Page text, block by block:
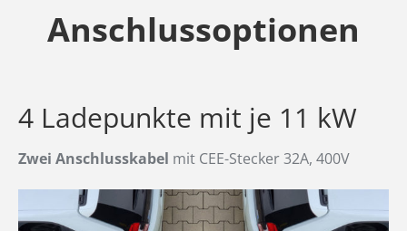
Anschlussoptionen
4 Ladepunkte mit je 11 kW
Zwei Anschlusskabel mit CEE-Stecker 32A, 400V